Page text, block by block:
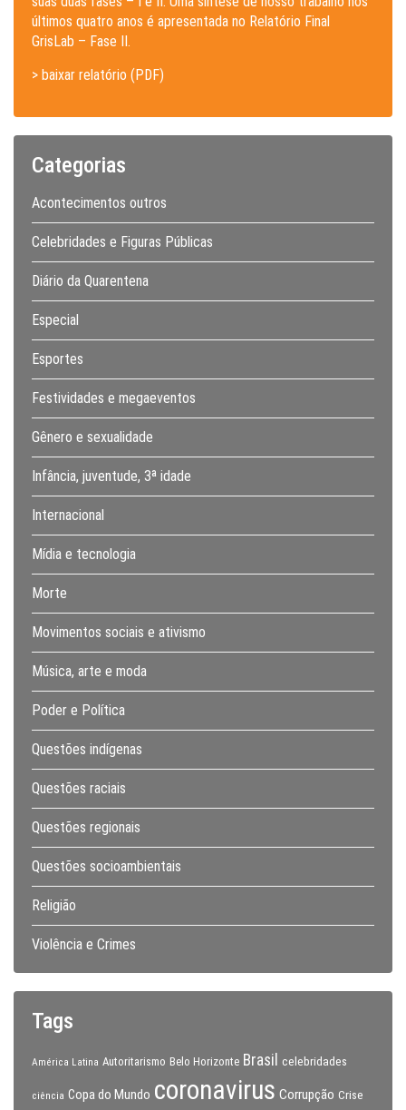
últimos quatro anos é apresentada no Relatório Final
GrisLab – Fase II.
> baixar relatório (PDF)
Categorias
Acontecimentos outros
Celebridades e Figuras Públicas
Diário da Quarentena
Especial
Esportes
Festividades e megaeventos
Gênero e sexualidade
Infância, juventude, 3ª idade
Internacional
Mídia e tecnologia
Morte
Movimentos sociais e ativismo
Música, arte e moda
Poder e Política
Questões indígenas
Questões raciais
Questões regionais
Questões socioambientais
Religião
Violência e Crimes
Tags
América Latina Autoritarismo Belo Horizonte Brasil celebridades
ciência Copa do Mundo coronavirus Corrupção Crise